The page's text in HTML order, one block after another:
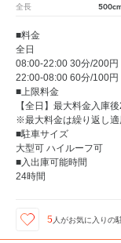
全長
■料金
全日
08:00-22:00 30分/200円
22:00-08:00 60分/100円
■上限料金
【全日】最大料金入庫
※最大料金は繰り返し適
■駐車サイズ
大型可 ハイルーフ可
■入出庫可能時間
24時間
5 人がお気に入りの